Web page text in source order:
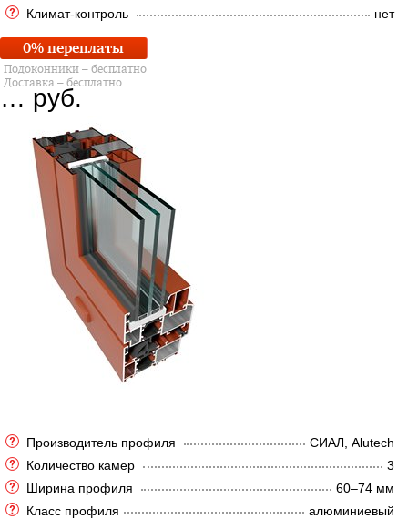
Климат-контроль
нет
0% переплаты
Подоконники – бесплатно
Доставка – бесплатно
… руб.
Производитель профиля
СИАЛ, Alutech
Количество камер
3
Ширина профиля
60–74 мм
Класс профиля
алюминиевый